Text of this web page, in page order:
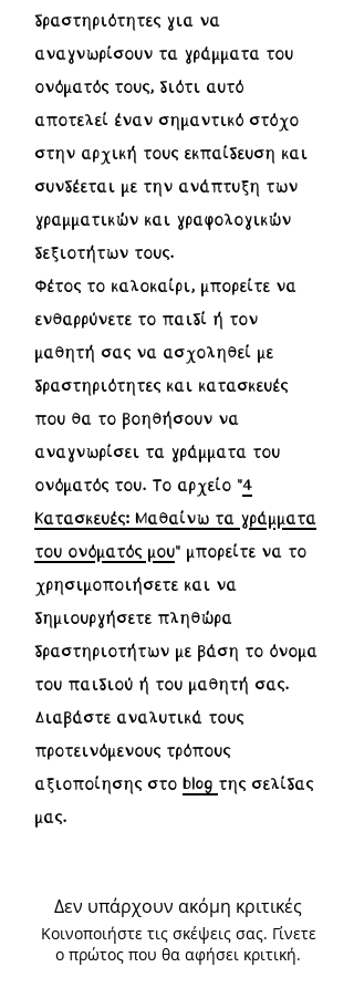
δραστηριότητες για να
αναγνωρίσουν τα γράμματα του
ονόματός τους, διότι αυτό
αποτελεί έναν σημαντικό στόχο
στην αρχική τους εκπαίδευση και
συνδέεται με την ανάπτυξη των
γραμματικών και γραφολογικών
δεξιοτήτων τους.
Φέτος το καλοκαίρι, μπορείτε να
ενθαρρύνετε το παιδί ή τον
μαθητή σας να ασχοληθεί με
δραστηριότητες και κατασκευές
που θα το βοηθήσουν να
αναγνωρίσει τα γράμματα του
ονόματός του. Το αρχείο "4
Κατασκευές: Μαθαίνω τα γράμματα
του ονόματός μου" μπορείτε να το
χρησιμοποιήσετε και να
δημιουργήσετε πληθώρα
δραστηριοτήτων με βάση το όνομα
του παιδιού ή του μαθητή σας.
Διαβάστε αναλυτικά τους
προτεινόμενους τρόπους
αξιοποίησης στο blog της σελίδας
μας.
Δεν υπάρχουν ακόμη κριτικές
Κοινοποιήστε τις σκέψεις σας. Γίνετε
ο πρώτος που θα αφήσει κριτική.